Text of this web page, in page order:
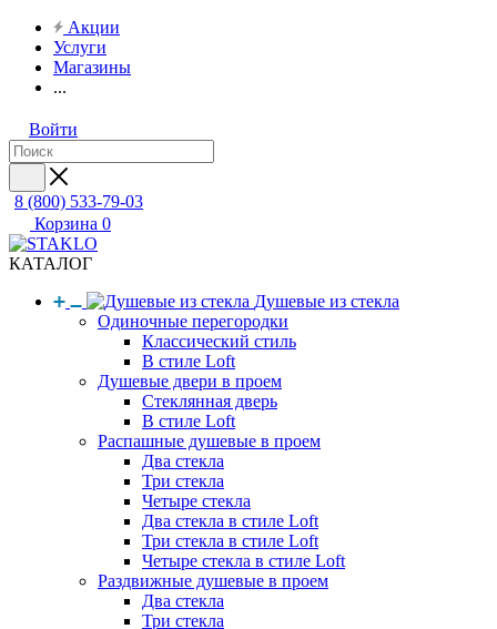
Акции
Услуги
Магазины
...
Войти
8 (800) 533-79-03
Корзина 0
КАТАЛОГ
Душевые из стекла
Одиночные перегородки
Классический стиль
В стиле Loft
Душевые двери в проем
Стеклянная дверь
В стиле Loft
Распашные душевые в проем
Два стекла
Три стекла
Четыре стекла
Два стекла в стиле Loft
Три стекла в стиле Loft
Четыре стекла в стиле Loft
Раздвижные душевые в проем
Два стекла
Три стекла